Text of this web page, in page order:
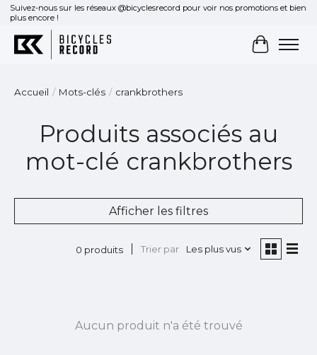
Suivez-nous sur les réseaux @bicyclesrecord pour voir nos promotions et bien
plus encore !
Panier
Accueil / Mots-clés / crankbrothers
Produits associés au
mot-clé crankbrothers
Afficher les filtres
0 produits Trier par Les plus vus
Aucun produit n'a été trouvé